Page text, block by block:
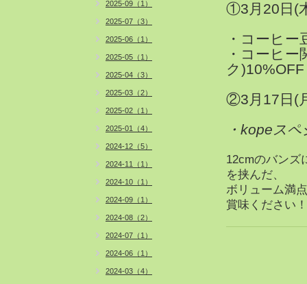
①3月20日(
・コーヒ
・コーヒ
ク)10%OFF
②3月17日(
・kopeス
12cmのバンズ
を挟んだ、
ボリューム満
賞味ください！
2025-09（1）
2025-07（3）
2025-06（1）
2025-05（1）
2025-04（3）
2025-03（2）
2025-02（1）
2025-01（4）
2024-12（5）
2024-11（1）
2024-10（1）
2024-09（1）
2024-08（2）
2024-07（1）
2024-06（1）
2024-03（4）